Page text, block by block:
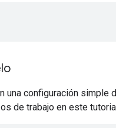
una configuración simple
de trabajo en este